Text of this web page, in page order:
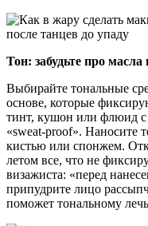
Тон: забудьте про
Выбирайте тональные
основе, которые
тинт, кушон или флюид с
«sweat-proof».
кистью или спонжем.
летом все, что не
визажиста: «перед
припудрите лицо
поможет тональному